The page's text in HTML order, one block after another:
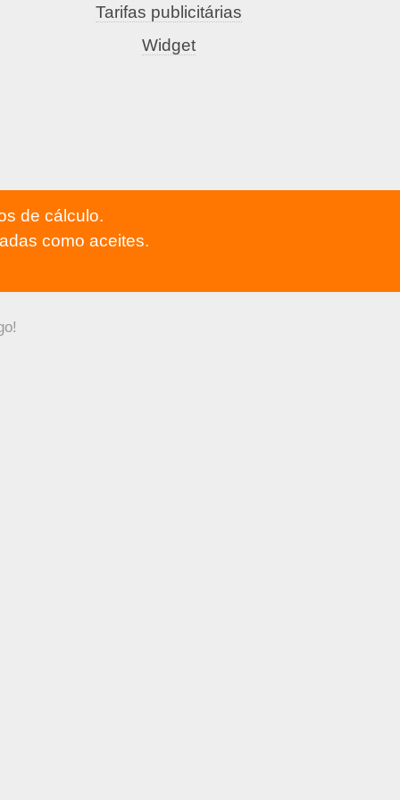
Tarifas publicitárias
Widget
de cálculo.
como aceites.